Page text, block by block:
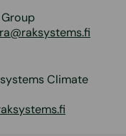
Climate